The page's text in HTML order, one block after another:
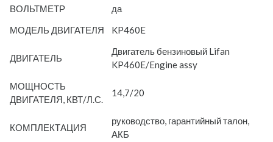
ВОЛЬТМЕТР
да
МОДЕЛЬ ДВИГАТЕЛЯ
KP460E
ДВИГАТЕЛЬ
Двигатель бензиновый Lifan
KP460E/Engine assy
МОЩНОСТЬ
ДВИГАТЕЛЯ, КВТ/Л.С.
14,7/20
КОМПЛЕКТАЦИЯ
руководство, гарантийный талон,
АКБ